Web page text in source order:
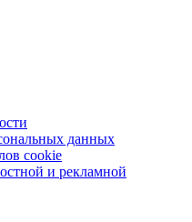
данных
cookie
и рекламной